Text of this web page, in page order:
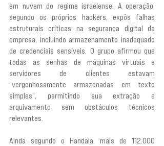
em nuvem do regime israelense. A operação,
segundo os próprios hackers, expôs falhas
estruturais críticas na segurança digital da
empresa, incluindo armazenamento inadequado
de credenciais sensíveis. O grupo afirmou que
todas as senhas de máquinas virtuais e
servidores de clientes estavam
“vergonhosamente armazenadas em texto
simples”, permitindo sua extração e
arquivamento sem obstáculos técnicos
relevantes.
Ainda segundo o Handala, mais de 112.000